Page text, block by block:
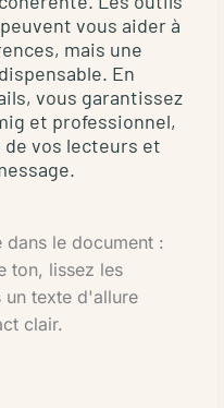
vous aider à
mais une
En
vous garantissez
et professionnel,
vos lecteurs et
le document :
ton, lissez les
un texte d'allure
clair.